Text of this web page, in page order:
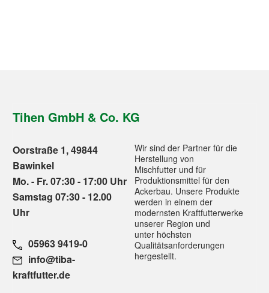
Tihen GmbH & Co. KG
Oorstraße 1, 49844
Bawinkel
Mo. - Fr. 07:30 - 17:00 Uhr
Samstag 07:30 - 12.00
Uhr
05963 9419-0
info@tiba-
kraftfutter.de
Wir sind der Partner für die
Herstellung von
Mischfutter und für
Produktionsmittel für den
Ackerbau. Unsere Produkte
werden in einem der
modernsten Kraftfutterwerke
unserer Region und
unter höchsten
Qualitätsanforderungen
hergestellt.